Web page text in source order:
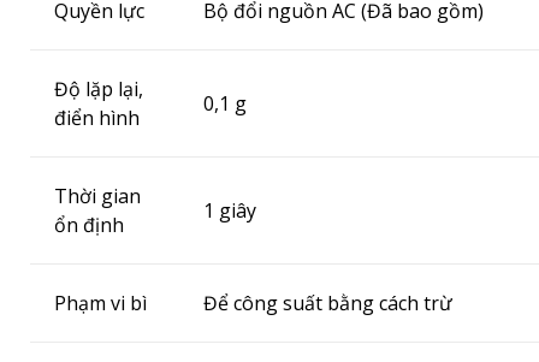
Quyền lực Bộ đổi nguồn AC (Đã bao gồm)
Độ lặp lại,
điển hình
0,1 g
Thời gian
ổn định
1 giây
Phạm vi bì Để công suất bằng cách trừ